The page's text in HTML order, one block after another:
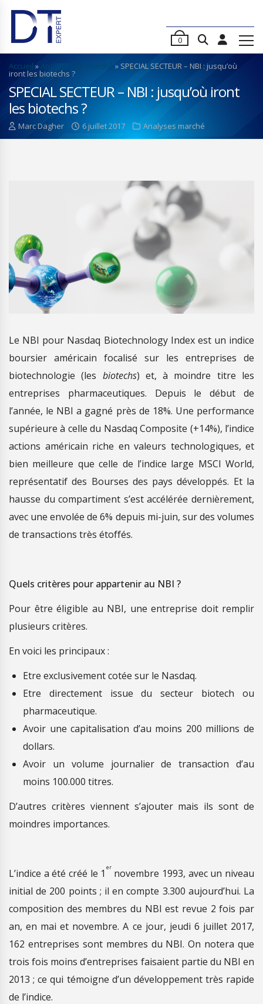
0
Accueil »Analyses de marché » SPECIAL SECTEUR – NBI : jusqu’où
iront les biotechs ?
SPECIAL SECTEUR – NBI : jusqu’où iront
les biotechs ?
Marc Dagher 6 juillet 2017 Analyses marché
Le NBI pour Nasdaq Biotechnology Index est un indice
boursier américain focalisé sur les entreprises de
biotechnologie (les biotechs) et, à moindre titre les
entreprises pharmaceutiques. Depuis le début de
l’année, le NBI a gagné près de 18%. Une performance
supérieure à celle du Nasdaq Composite (+14%), l’indice
actions américain riche en valeurs technologiques, et
bien meilleure que celle de l’indice large MSCI World,
représentatif des Bourses des pays développés. Et la
hausse du compartiment s’est accélérée dernièrement,
avec une envolée de 6% depuis mi-juin, sur des volumes
de transactions très étoffés.
Quels critères pour appartenir au NBI ?
Pour être éligible au NBI, une entreprise doit remplir
plusieurs critères.
En voici les principaux :
Etre exclusivement cotée sur le Nasdaq.
Etre directement issue du secteur biotech ou
pharmaceutique.
Avoir une capitalisation d’au moins 200 millions de
dollars.
Avoir un volume journalier de transaction d’au
moins 100.000 titres.
D’autres critères viennent s’ajouter mais ils sont de
moindres importances.
L’indice a été créé le 1 er novembre 1993, avec un niveau
initial de 200 points ; il en compte 3.300 aujourd’hui. La
composition des membres du NBI est revue 2 fois par
an, en mai et novembre. A ce jour, jeudi 6 juillet 2017,
162 entreprises sont membres du NBI. On notera que
trois fois moins d’entreprises faisaient partie du NBI en
2013 ; ce qui témoigne d’un développement très rapide
de l’indice.